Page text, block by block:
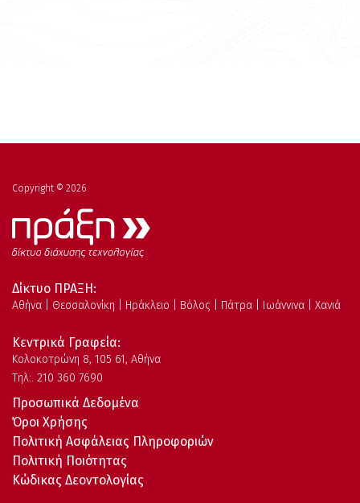
Copyright © 2026
Δίκτυο ΠΡΑΞΗ:
Αθήνα | Θεσσαλονίκη | Ηράκλειο | Βόλος | Πάτρα | Ιωάννινα | Χανιά
Κεντρικά Γραφεία:
Kολοκοτρώνη 8, 105 61, Αθήνα
Τηλ:. 210 360 7690
Προσωπικά Δεδομένα
Όροι Χρήσης
Πολιτική Ασφάλειας Πληροφοριών
Πολιτική Ποιότητας
Κώδικας Δεοντολογίας